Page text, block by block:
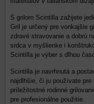
S grilom Scintilla zažijete
Gril je určený pre vonkajšie
zdravé stravovanie a dobrú
srdca v myšlienke i
Scintilla je výber s dlhou
Scintilla je navrhnutá a
najdlhšie, či ju používate pre
príležitostné rodinné
pre profesionálne použitie.